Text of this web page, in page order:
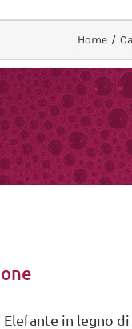
Home /
Elefante in legno